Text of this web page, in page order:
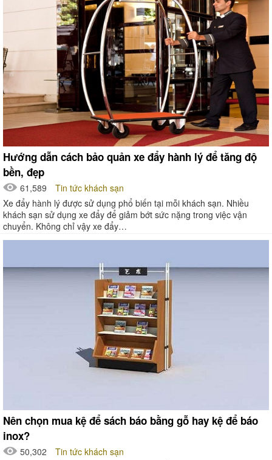
Hướng dẫn cách bảo quản xe đẩy hành lý để tăng độ
bền, đẹp
61,589
Tin tức khách sạn
Xe đẩy hành lý được sử dụng phổ biến tại mỗi khách sạn. Nhiều
khách sạn sử dụng xe đẩy để giảm bớt sức nặng trong việc vận
chuyển. Không chỉ vậy xe đẩy…
Nên chọn mua kệ để sách báo bằng gỗ hay kệ để báo
inox?
50,302
Tin tức khách sạn